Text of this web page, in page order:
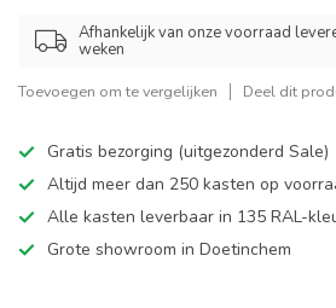
Afhankelijk van onze voorraad
weken
Toevoegen om te vergelijken Deel dit
Gratis bezorging (uitgezonderd Sale)
Altijd meer dan 250 kasten op
Alle kasten leverbaar in 135 RAL-
Grote showroom in Doetinchem